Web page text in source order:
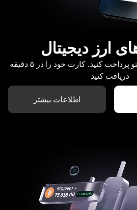
ارز دیجیتال
هر جا می‌خواهید با کریپتو پرداخت کنید. کارت خود را در ۵ دقیقه
دریافت کنید
اطلاعات بیشتر